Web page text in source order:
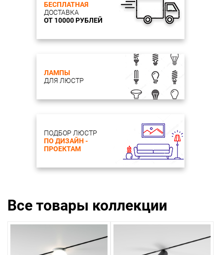
БЕСПЛАТНАЯ
ДОСТАВКА
ОТ 10000 РУБЛЕЙ
ЛАМПЫ
ДЛЯ ЛЮСТР
ПОДБОР ЛЮСТР
ПО ДИЗАЙН -
ПРОЕКТАМ
Все товары коллекции